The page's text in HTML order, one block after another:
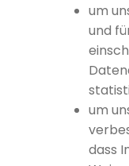
um
und
um
dass